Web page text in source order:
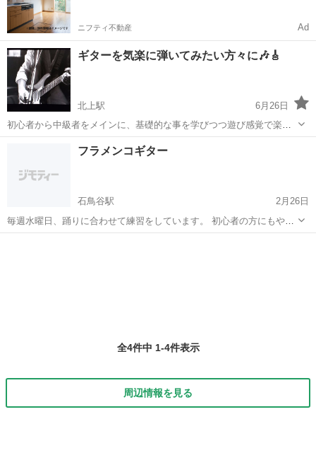
ニフティ不動産 Ad
ギターを気楽に弾いてみたい方々に🎶🎸
北上駅
6月26日
初心者から中級者をメインに、基礎的な事を学びつつ遊び感覚で楽し
みながらプレイ🎸 当方は、通常のレッスンの他に楽器の無いときにも
レッスン出来るメニューもご指導致しております。 レッスン料金は、
ギター
フラメンコギター
石鳥谷駅
2月26日
毎週水曜日、踊りに合わせて練習をしています。 初心者の方にもやさ
しく教えます。
全4件中 1-4件表示
周辺情報を見る